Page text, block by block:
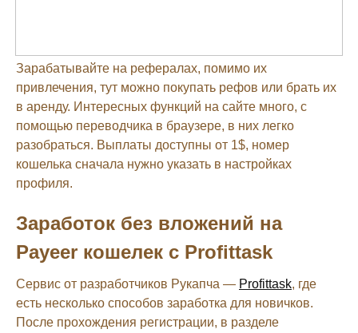
Зарабатывайте на рефералах, помимо их
привлечения, тут можно покупать рефов или брать их
в аренду. Интересных функций на сайте много, с
помощью переводчика в браузере, в них легко
разобраться. Выплаты доступны от 1$, номер
кошелька сначала нужно указать в настройках
профиля.
Заработок без вложений на
Payeer кошелек с Profittask
Сервис от разработчиков Рукапча — Profittask, где
есть несколько способов заработка для новичков.
После прохождения регистрации, в разделе